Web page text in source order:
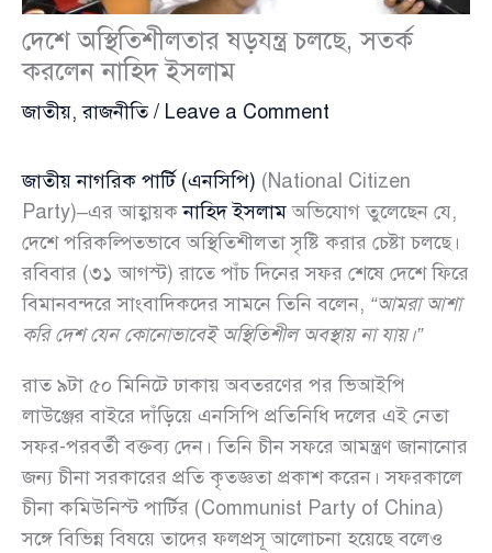
দেশে অস্থিতিশীলতার ষড়যন্ত্র চলছে, সতর্ক
করলেন নাহিদ ইসলাম
জাতীয়,রাজনীতি/ Leave a Comment
জাতীয় নাগরিক পার্টি (এনসিপি) (National Citizen
Party)–এর আহ্বায়কনাহিদ ইসলামঅভিযোগ তুলেছেন যে,
দেশে পরিকল্পিতভাবে অস্থিতিশীলতা সৃষ্টি করার চেষ্টা চলছে।
রবিবার (৩১ আগস্ট) রাতে পাঁচ দিনের সফর শেষে দেশে ফিরে
বিমানবন্দরে সাংবাদিকদের সামনে তিনি বলেন, “আমরা আশা
করি দেশ যেন কোনোভাবেই অস্থিতিশীল অবস্থায় না যায়।”
রাত ৯টা ৫০ মিনিটে ঢাকায় অবতরণের পর ভিআইপি
লাউঞ্জের বাইরে দাঁড়িয়ে এনসিপি প্রতিনিধি দলের এই নেতা
সফর-পরবর্তী বক্তব্য দেন। তিনি চীন সফরে আমন্ত্রণ জানানোর
জন্য চীনা সরকারের প্রতি কৃতজ্ঞতা প্রকাশ করেন। সফরকালে
চীনা কমিউনিস্ট পার্টির (Communist Party of China)
সঙ্গে বিভিন্ন বিষয়ে তাদের ফলপ্রসূ আলোচনা হয়েছে বলেও